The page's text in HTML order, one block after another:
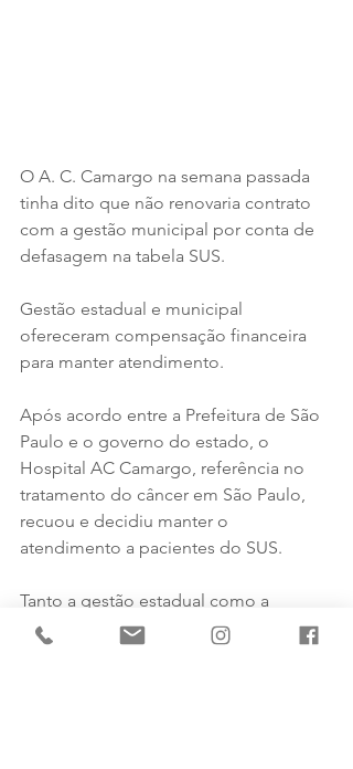
O A. C. Camargo na semana passada
tinha dito que não renovaria contrato
com a gestão municipal por conta de
defasagem na tabela SUS.
Gestão estadual e municipal
ofereceram compensação financeira
para manter atendimento.
Após acordo entre a Prefeitura de São
Paulo e o governo do estado, o
Hospital AC Camargo, referência no
tratamento do câncer em São Paulo,
recuou e decidiu manter o
atendimento a pacientes do SUS.
Tanto a gestão estadual como a
municipal se comprometeram em fazer